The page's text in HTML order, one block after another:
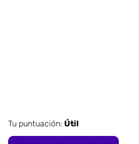
Tu puntuación: Útil